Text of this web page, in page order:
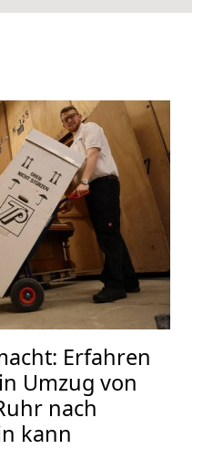
Erfahren
Umzug von
nach
kann